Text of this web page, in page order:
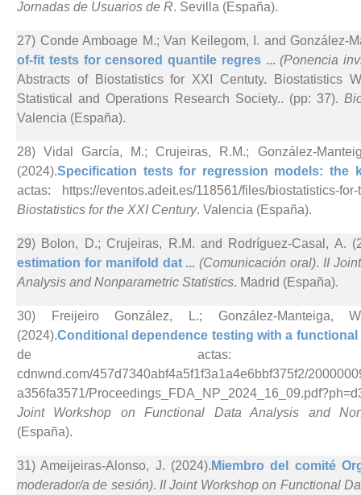
Jornadas de Usuarios de R. Sevilla (España).
27) Conde Amboage M.; Van Keilegom, I. and González-
of-fit tests for censored quantile regres ...(Ponencia
Abstracts of Biostatistics for XXI Centuty. Biostatistics
Statistical and Operations Research Society.. (pp: 37).
Valencia (España).
28) Vidal García, M.; Crujeiras, R.M.; González-
(2024).Specification tests for regression models: the
actas: https://eventos.adeit.es/118561/files/biostatistics-
Biostatistics for the XXI Century. Valencia (España).
29) Bolon, D.; Crujeiras, R.M. and Rodríguez-Casal, A.
estimation for manifold dat ...(Comunicación oral). II
Analysis and Nonparametric Statistics. Madrid (España).
30) Freijeiro González, L.; González-Manteiga,
(2024).Conditional dependence testing with a functional
de actas: https://
cdnwnd.com/457d7340abf4a5f1f3a1a4e6bbf375f2/
a356fa3571/
Joint Workshop on Functional Data Analysis and
(España).
31) Ameijeiras-Alonso, J. (2024). Miembro del comité
moderador/a de sesión). II Joint Workshop on Functional